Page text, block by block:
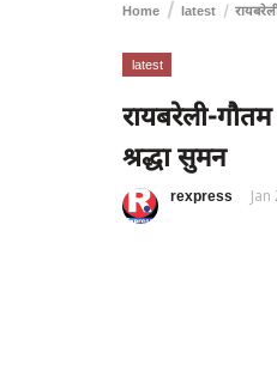
Home latest
latest
रायबरेली-
श्रद्धा सुमन
rexpress